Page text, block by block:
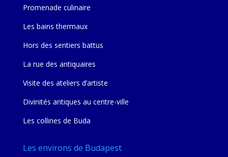
Promenade culinaire
Les bains thermaux
Hors des sentiers battus
La rue des antiquaires
Visite des ateliers d’artiste
Divinités antiques au centre-ville
Les collines de Buda
Les environs de Budapest